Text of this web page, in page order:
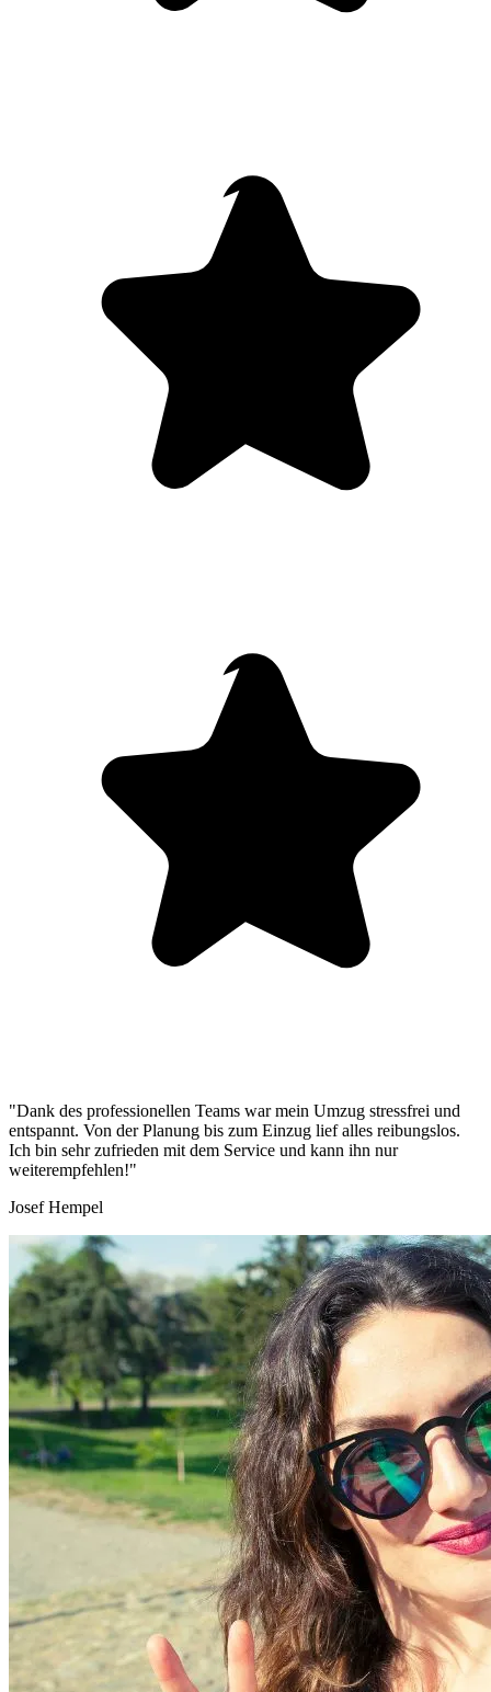
"Dank des professionellen Teams war mein Umzug stressfrei und
entspannt. Von der Planung bis zum Einzug lief alles reibungslos.
Ich bin sehr zufrieden mit dem Service und kann ihn nur
weiterempfehlen!"
Josef Hempel